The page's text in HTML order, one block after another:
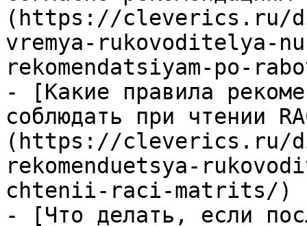
(https://cleverics.ru/
vremya-rukovoditelya-
rekomendatsiyam-po-
- [Какие правила
соблюдать при чтении
(https://cleverics.ru/
rekomenduetsya-
chtenii-raci-matrits/)
- [Что делать, если